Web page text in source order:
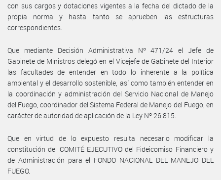
con sus cargos y dotaciones vigentes a la fecha del dictado de la
propia norma y hasta tanto se aprueben las estructuras
correspondientes.
Que mediante Decisión Administrativa Nº 471/24 el Jefe de
Gabinete de Ministros delegó en el Vicejefe de Gabinete del Interior
las facultades de entender en todo lo inherente a la política
ambiental y el desarrollo sostenible, así como también entender en
la coordinación y administración del Servicio Nacional de Manejo
del Fuego, coordinador del Sistema Federal de Manejo del Fuego, en
carácter de autoridad de aplicación de la Ley Nº 26.815.
Que en virtud de lo expuesto resulta necesario modificar la
constitución del COMITÉ EJECUTIVO del Fideicomiso Financiero y
de Administración para el FONDO NACIONAL DEL MANEJO DEL
FUEGO.